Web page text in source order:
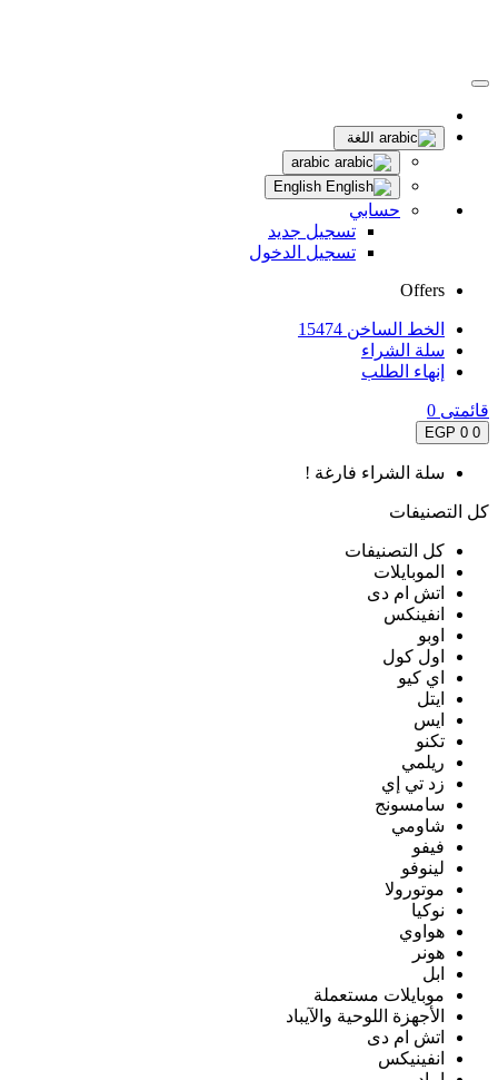
اللغة
حسابي
تسجيل جديد
تسجيل الدخول
Offers
الخط الساخن 15474
سلة الشراء
إنهاء الطلب
قائمتى 0
0
0 EGP
سلة الشراء فارغة !
كل التصنيفات
كل التصنيفات
الموبايلات
اتش ام دى
انفينكس
اوبو
اول كول
اي كيو
ايتل
ايس
تكنو
ريلمي
زد تي إي
سامسونج
شاومي
فيفو
لينوفو
موتورولا
نوكيا
هواوي
هونر
ابل
موبايلات مستعملة
الأجهزة اللوحية والآيباد
اتش ام دى
انفينيكس